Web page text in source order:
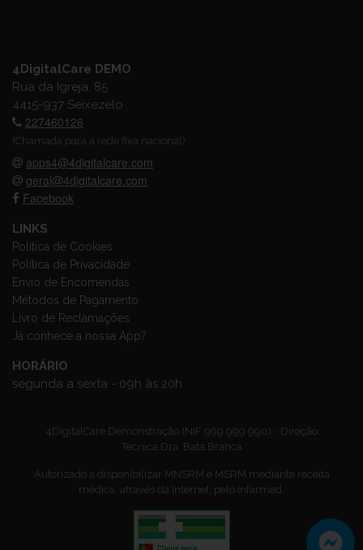
4DigitalCare DEMO
Rua da Igreja, 85
4415-937 Seixezelo
227460126
(Chamada para a rede fixa nacional)
apps4@4digitalcare.com
geral@4digitalcare.com
Facebook
LINKS
Política de Cookies
Política de Privacidade
Envio de Encomendas
Métodos de Pagamento
Livro de Reclamações
Já conhece a nossa App?
HORÁRIO
segunda a sexta - 09h às 20h
4DigitalCare Demonstração (NIF 999 999 990) - Direção
Técnica Dra. Bata Branca
Autorizado a disponibilizar MNSRM e MSRM mediante receita
médica, através da Internet, pelo Infarmed.